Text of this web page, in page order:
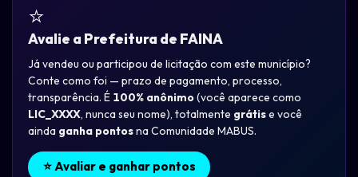
⭐
Avalie a Prefeitura de FAINA
Já vendeu ou participou de licitação com este município?
Conte como foi — prazo de pagamento, processo,
transparência. É 100% anônimo(você aparece como
LIC_XXXX, nunca seu nome), totalmente grátise você
ainda ganha pontosna Comunidade MABUS.
⭐ Avaliar e ganhar pontos